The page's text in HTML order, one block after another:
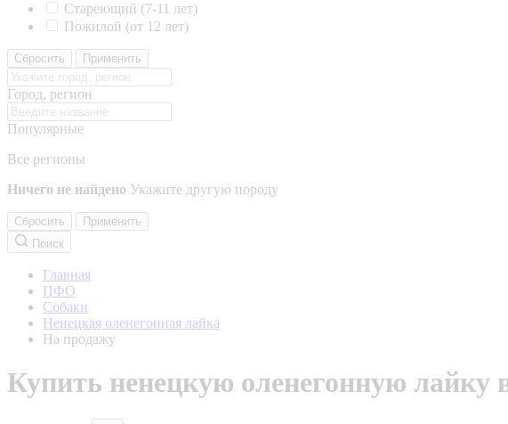
Стареющий (7-11 лет)
Пожилой (от 12 лет)
Сбросить Применить
Город, регион
Популярные
Все регионы
Ничего не найдено Укажите другую породу
Сбросить
Применить
Поиск
Главная
ПФО
Собаки
Ненецкая оленегонная лайка
На продажу
Купить ненецкую оленегонную